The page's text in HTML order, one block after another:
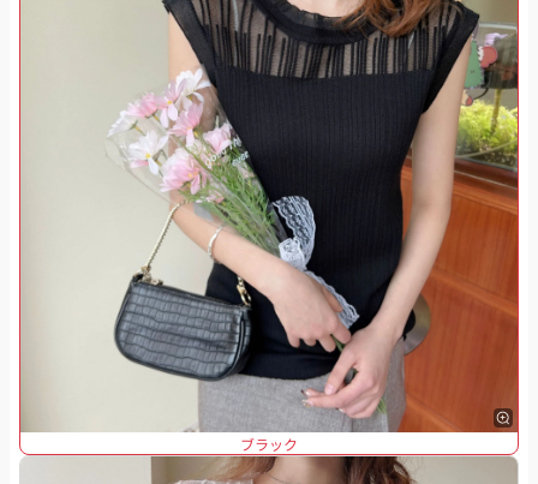
ブラック